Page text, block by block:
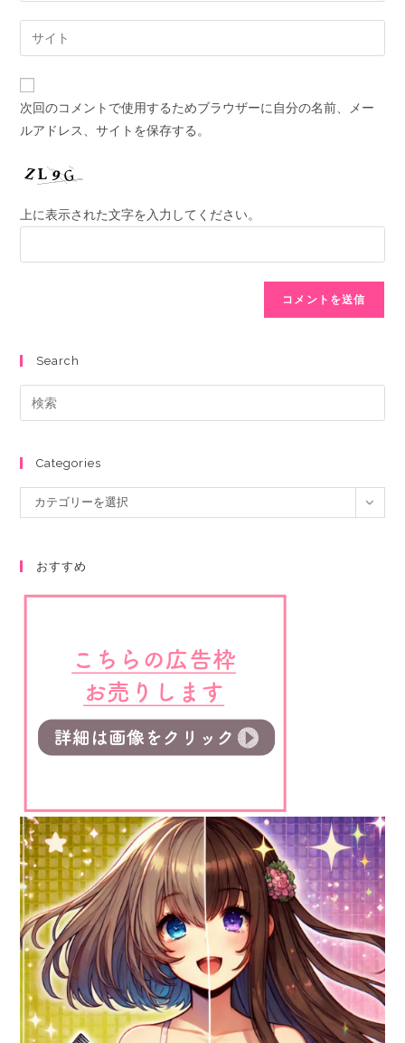
次回のコメントで使用するためブラウザーに自分の名前、メー
ルアドレス、サイトを保存する。
上に表示された文字を入力してください。
Search
Categories
カテゴリーを選択
おすすめ